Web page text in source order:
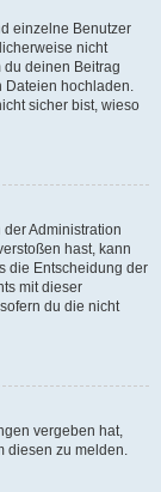
einzelne Benutzer
nicht
deinen Beitrag
Dateien hochladen.
sicher bist, wieso
Administration
hast, kann
die Entscheidung der
mit dieser
du die nicht
vergeben hat,
diesen zu melden.